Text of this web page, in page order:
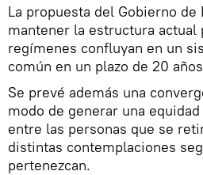
La propuesta del Gobierno de
mantener la estructura actual
regímenes confluyan en un
común en un plazo de 20
Se prevé además una
modo de generar una
entre las personas que se
distintas contemplaciones
pertenezcan.